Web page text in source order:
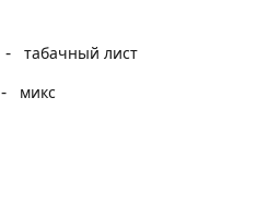
- табачный лист
-
микс